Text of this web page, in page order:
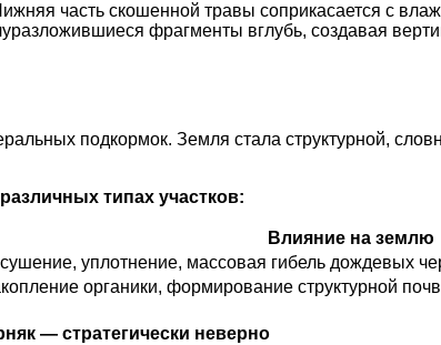
часть скошенной травы соприкасается с
фрагменты вглубь, создавая
подкормок. Земля стала структурной,
типах участков:
Влияние на землю
уплотнение, массовая гибель дождевых
органики, формирование структурной
— стратегически неверно